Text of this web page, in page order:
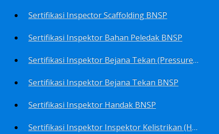
Sertifikasi Inspector Scaffolding BNSP
Sertifikasi Inspektor Bahan Peledak BNSP
Sertifikasi Inspektor Bejana Tekan (Pressure Vessel Inspector) BNSP
Sertifikasi Inspektor Bejana Tekan BNSP
Sertifikasi Inspektor Handak BNSP
Sertifikasi Inspektor Inspektor Kelistrikan (Harga Khusus) BNSP